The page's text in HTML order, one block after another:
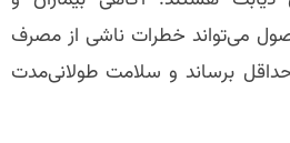
می‌تواند خطرات ناشی از مصرف
برساند و سلامت طولانی‌مدت